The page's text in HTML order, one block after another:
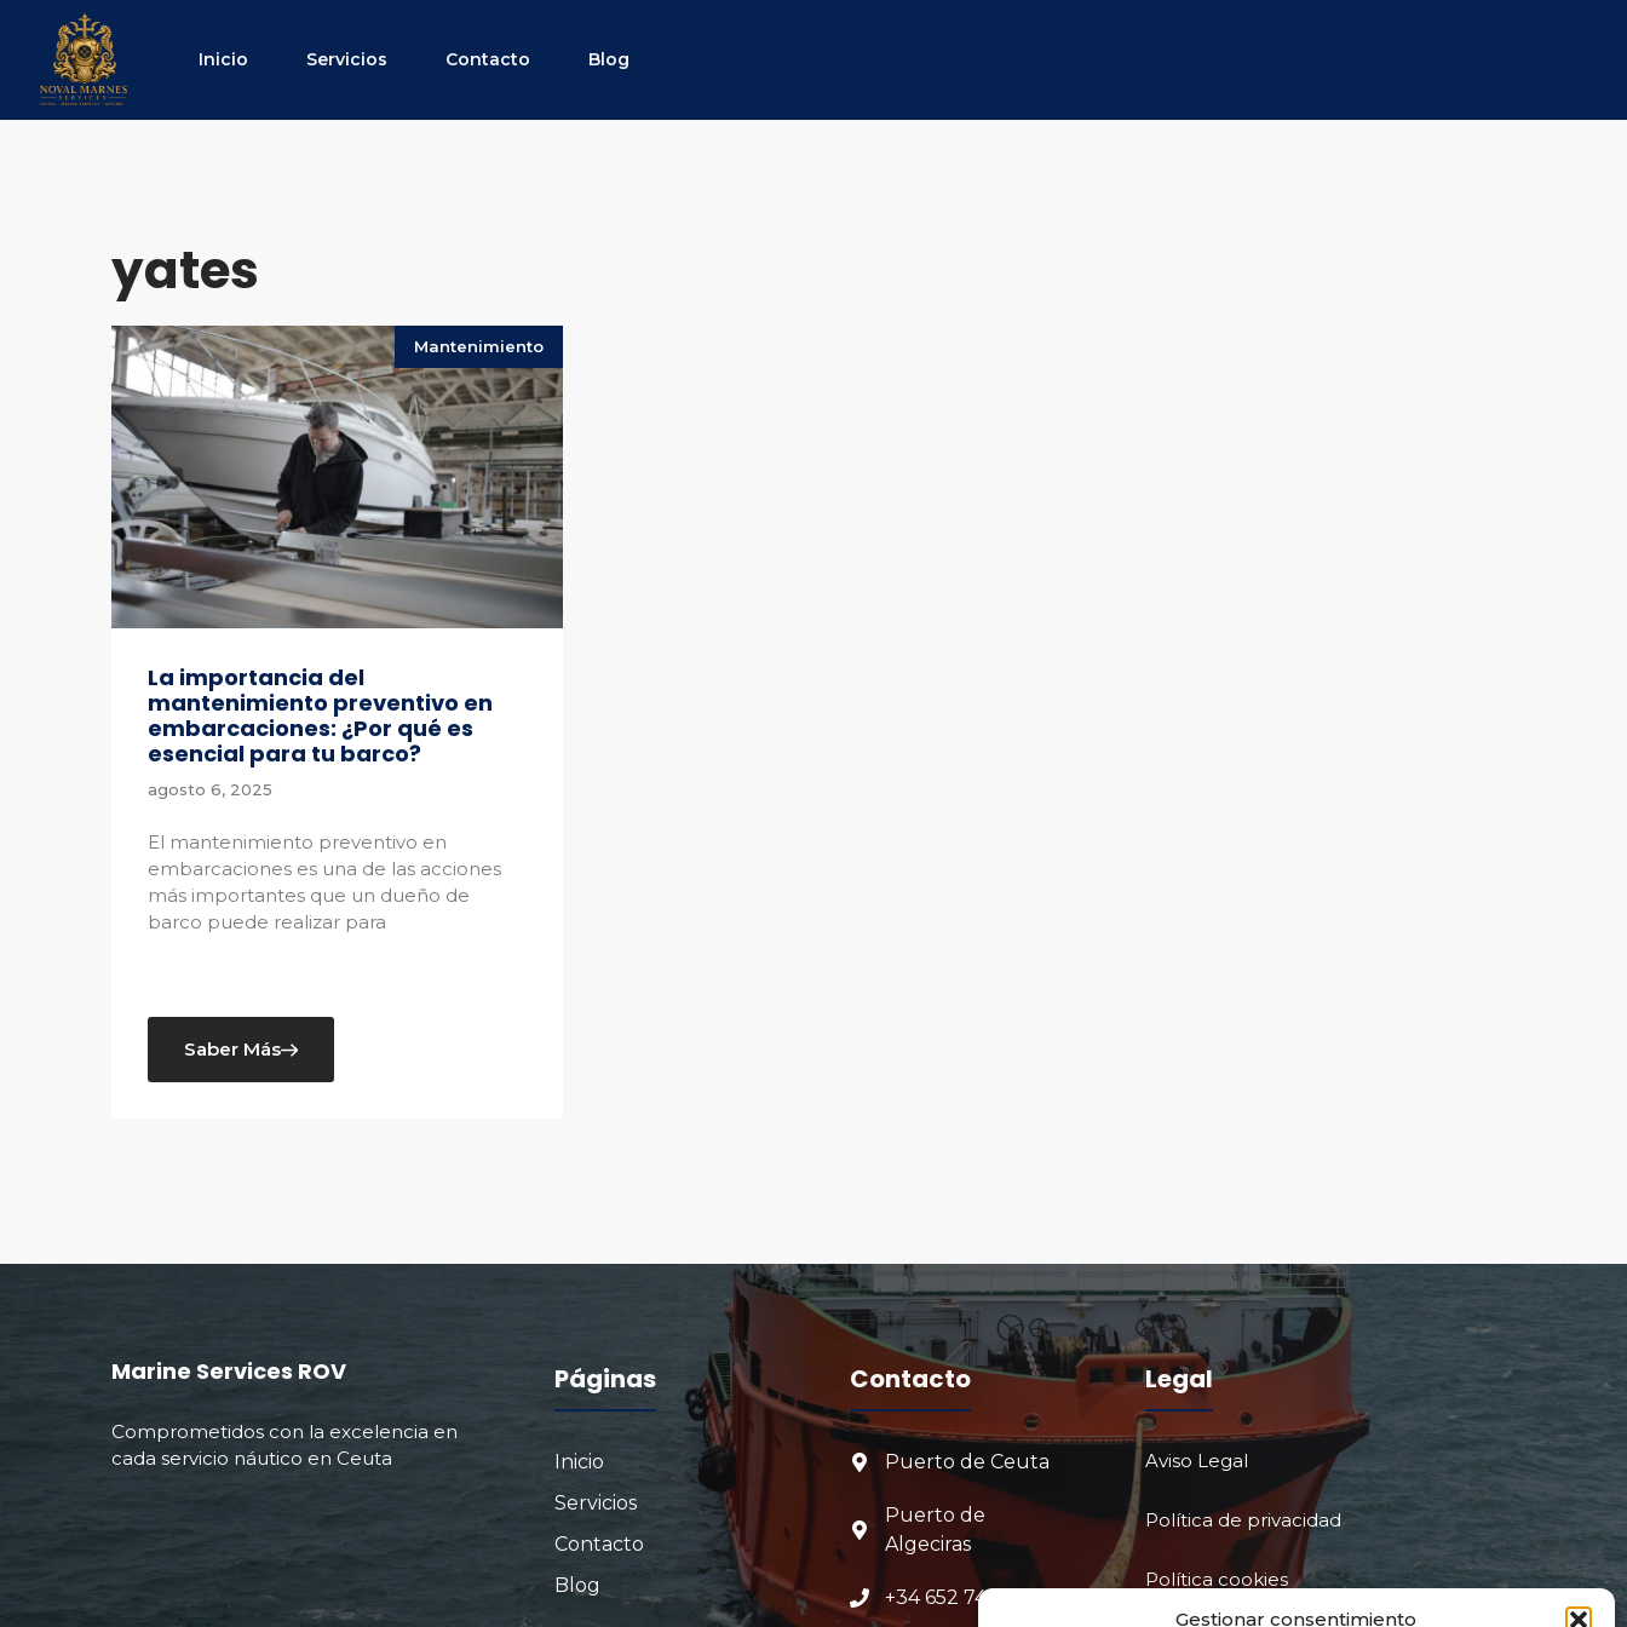
Gestionar consentimiento
contenido
Inicio Servicios Contacto Blog
yates
Mantenimiento
La importancia del
mantenimiento preventivo en
embarcaciones: ¿Por qué es
esencial para tu barco?
agosto 6, 2025
El mantenimiento preventivo en
embarcaciones es una de las acciones
más importantes que un dueño de
barco puede realizar para
Saber Más
Marine Services ROV
Comprometidos con la excelencia en
cada servicio náutico en Ceuta
Páginas
Inicio
Servicios
Contacto
Blog
Contacto
Puerto de Ceuta
Puerto de
Algeciras
+34 652 745 570
Legal
Aviso Legal
Política de privacidad
Política cookies